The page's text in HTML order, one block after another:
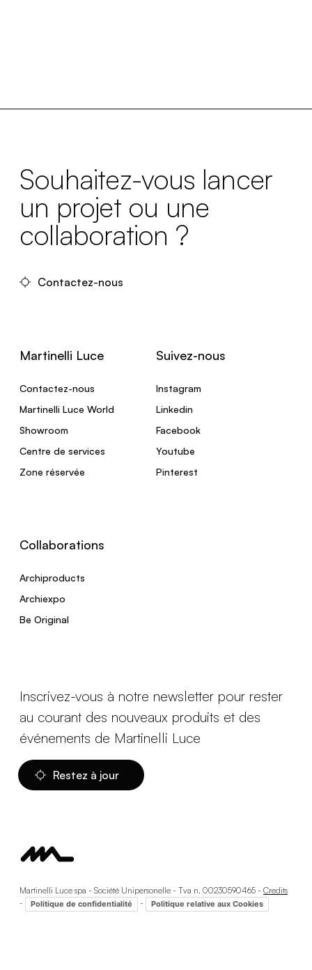
Souhaitez-vous lancer
un projet ou une
collaboration ?
Contactez-nous
Martinelli Luce
Contactez-nous
Martinelli Luce World
Showroom
Centre de services
Zone réservée
Suivez-nous
Instagram
Linkedin
Facebook
Youtube
Pinterest
Collaborations
Archiproducts
Archiexpo
Be Original
Inscrivez-vous à notre newsletter pour rester
au courant des nouveaux produits et des
événements de Martinelli Luce
Restez à jour
Martinelli Luce spa - Société Unipersonelle - Tva n. 00230590465 - Credits
-
Politique de confidentialité - Politique relative aux Cookies